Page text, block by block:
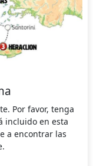
Por favor, tenga
incluido en esta
a encontrar las